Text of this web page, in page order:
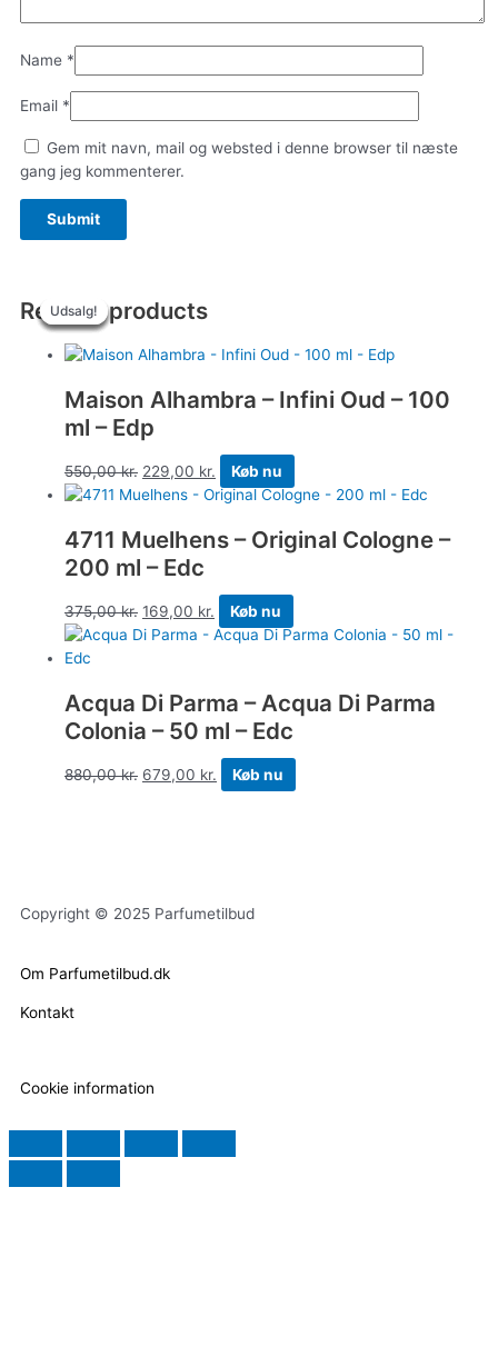
Name *
Email *
Gem mit navn, mail og websted i denne browser til næste
gang jeg kommenterer.
Related products
Udsalg!
Maison Alhambra – Infini Oud – 100
ml – Edp
550,00kr. 229,00 kr.
Udsalg!
Køb nu
Udsalg!
4711 Muelhens – Original Cologne –
200 ml – Edc
375,00kr. 169,00 kr.
Udsalg!
Køb nu
Udsalg!
Acqua Di Parma – Acqua Di Parma
Colonia – 50 ml – Edc
880,00kr. 679,00 kr.
Udsalg!
Køb nu
Copyright © 2025 Parfumetilbud
Om Parfumetilbud.dk
Kontakt
Cookie information